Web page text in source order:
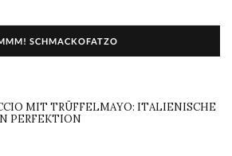
SCHMACKOFATZO
MIT TRÜFFELMAYO: ITALIENISCHE
PERFEKTION